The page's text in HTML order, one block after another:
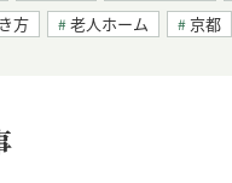
方
老人ホーム 京都